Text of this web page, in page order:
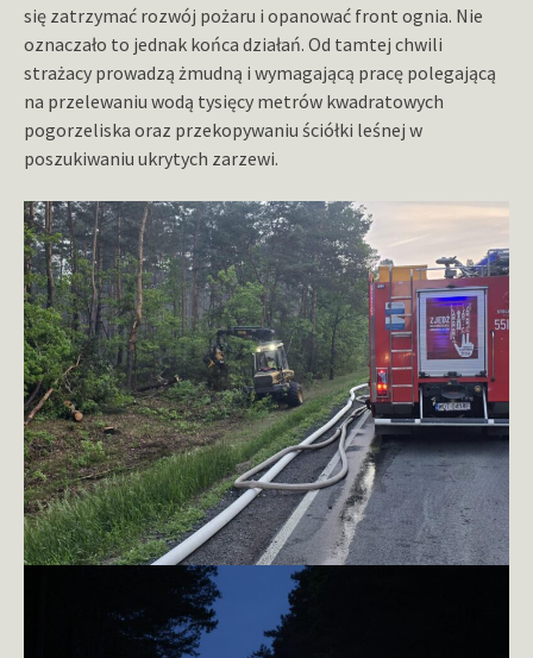
się zatrzymać rozwój pożaru i opanować front ognia. Nie
oznaczało to jednak końca działań. Od tamtej chwili
strażacy prowadzą żmudną i wymagającą pracę polegającą
na przelewaniu wodą tysięcy metrów kwadratowych
pogorzeliska oraz przekopywaniu ściółki leśnej w
poszukiwaniu ukrytych zarzewi.